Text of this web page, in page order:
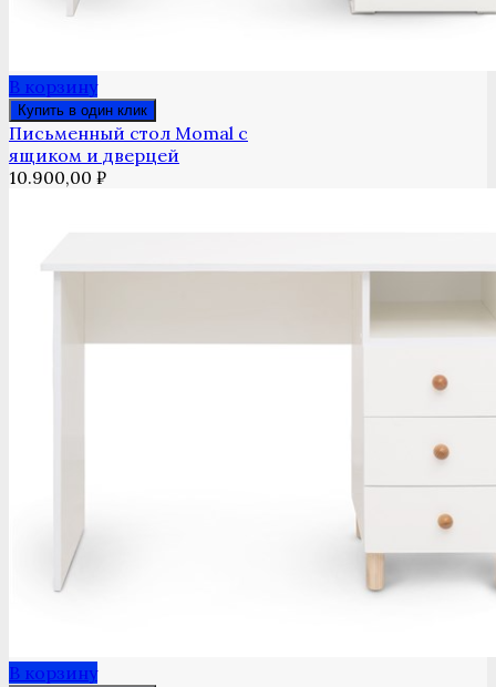
В корзину
Купить в один клик
Письменный стол Momal с
ящиком и дверцей
10.900,00 ₽
В корзину